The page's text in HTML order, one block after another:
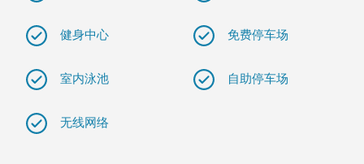
健身中心 免费停车场
室内泳池 自助停车场
无线网络